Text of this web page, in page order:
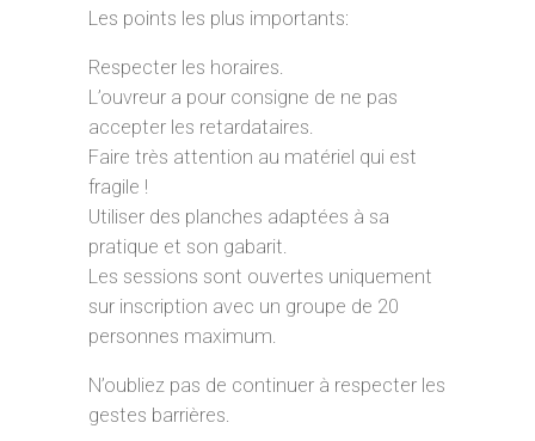
Les points les plus importants:
Respecter les horaires.
L’ouvreur a pour consigne de ne pas
accepter les retardataires.
Faire très attention au matériel qui est
fragile !
Utiliser des planches adaptées à sa
pratique et son gabarit.
Les sessions sont ouvertes uniquement
sur inscription avec un groupe de 20
personnes maximum.
N’oubliez pas de continuer à respecter les
gestes barrières.